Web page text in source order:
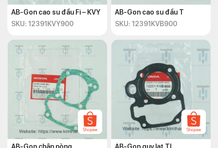
AB-Gon cao su đầu Fi – KVY
SKU: 12391KVY900
AB-Gon cao su đầu T
SKU: 12391KVB900